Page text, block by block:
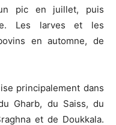
pic en juillet, puis
Les larves et les
en automne, de
principalement dans
Gharb, du Saiss, du
et de Doukkala.